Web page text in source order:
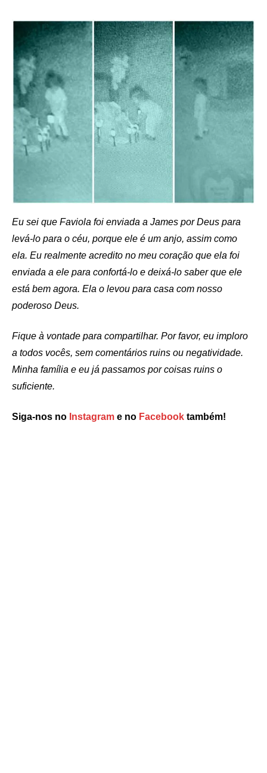
Eu sei que Faviola foi enviada a James por Deus para
levá-lo para o céu, porque ele é um anjo, assim como
ela. Eu realmente acredito no meu coração que ela foi
enviada a ele para confortá-lo e deixá-lo saber que ele
está bem agora. Ela o levou para casa com nosso
poderoso Deus.
Fique à vontade para compartilhar. Por favor, eu imploro
a todos vocês, sem comentários ruins ou negatividade.
Minha família e eu já passamos por coisas ruins o
suficiente.
Siga-nos no Instagram e no Facebook também!